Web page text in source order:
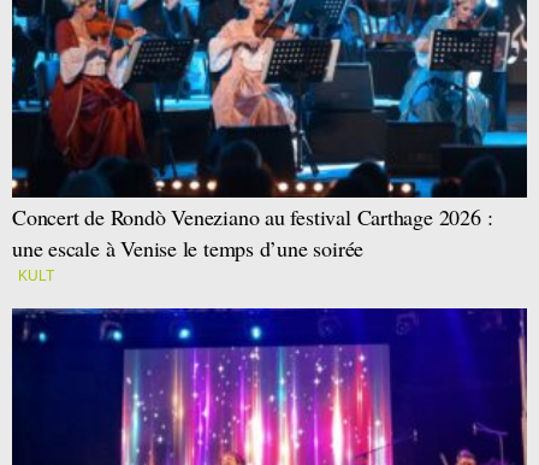
Concert de Rondò Veneziano au festival Carthage 2026 :
une escale à Venise le temps d’une soirée
KULT